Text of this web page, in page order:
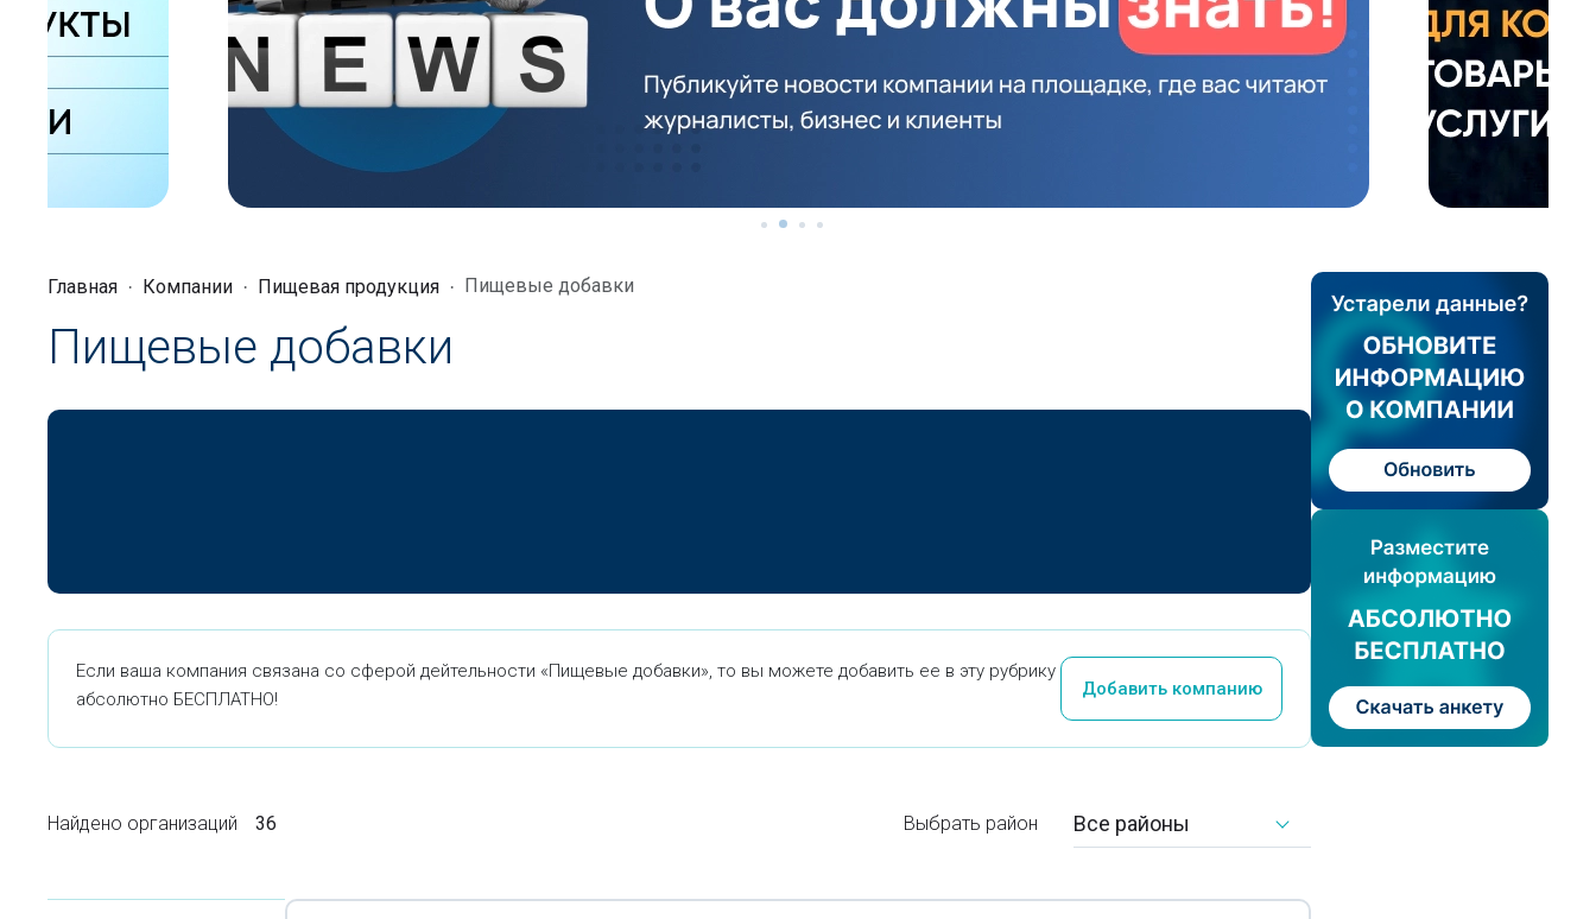
Главная Компании Пищевая продукция Пищевые добавки
Пищевые добавки
Если ваша компания связана со сферой дейтельности «Пищевые добавки», то вы можете добавить ее в эту рубрику
абсолютно БЕСПЛАТНО!
Добавить компанию
Найдено организаций 36 Выбрать район Все районы